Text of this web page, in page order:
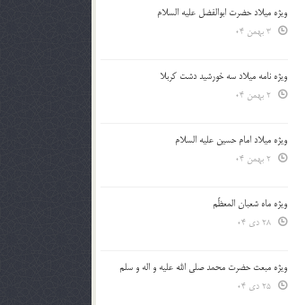
ویژه میلاد حضرت ابوالفضل علیه السلام
ویژه نامه میلاد سه خورشید دشت کربلا
ویژه میلاد امام حسین علیه السلام
ویژه ماه شعبان المعظّم
ویژه مبعث حضرت محمد صلی الله علیه و اله و سلم